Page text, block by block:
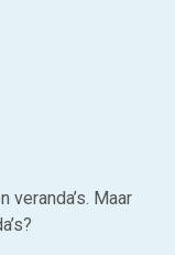
Maar